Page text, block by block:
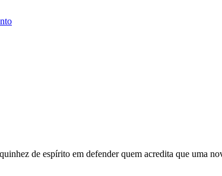
de espírito em defender quem acredita que uma